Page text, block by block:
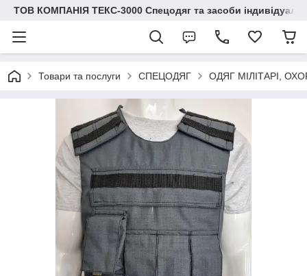
ТОВ КОМПАНІЯ ТЕКС-3000 Спецодяг та засоби
Товари та послуги СПЕЦОДЯГ ОДЯГ МІЛІТАРІ,